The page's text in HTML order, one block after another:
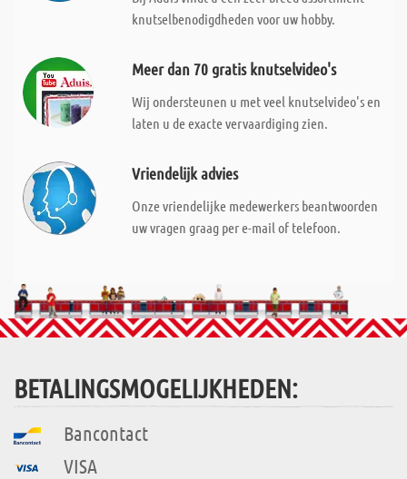
knutselbenodigdheden voor uw hobby.
Meer dan 70 gratis knutselvideo's
Wij ondersteunen u met veel knutselvideo's en
laten u de exacte vervaardiging zien.
Vriendelijk advies
Onze vriendelijke medewerkers beantwoorden
uw vragen graag per e-mail of telefoon.
BETALINGSMOGELIJKHEDEN:
Bancontact
VISA